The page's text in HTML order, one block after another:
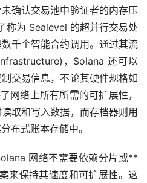
确认交易池中验证者的内存压
称为 Sealevel 的超并行交易处
千个智能合约调用。通过其流
，Solana 还可以
交易信息，不论其硬件规格如
网络上所有所需的可扩展性，
取和写入数据，而存档器则用
布式账本存储中。
网络不需要依赖分片或**
来保持其速度和可扩展性。这